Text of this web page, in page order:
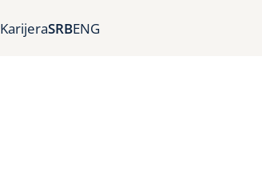
KarijeraSRBENG